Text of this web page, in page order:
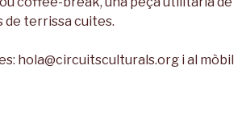
de terrissa cuites.
hola@circuitsculturals.org i al mòbil